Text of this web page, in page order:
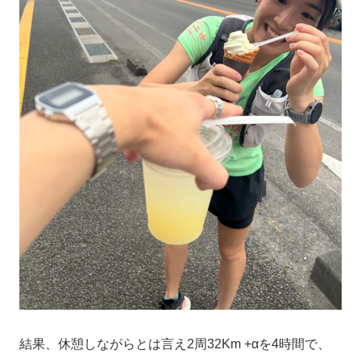
結果、休憩しながらとは言え2周32Km +αを4時間で、